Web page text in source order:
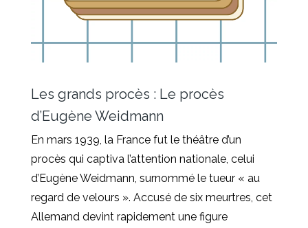
Les grands procès : Le procès
d’Eugène Weidmann
En mars 1939, la France fut le théâtre d’un
procès qui captiva l’attention nationale, celui
d’Eugène Weidmann, surnommé le tueur « au
regard de velours ». Accusé de six meurtres, cet
Allemand devint rapidement une figure